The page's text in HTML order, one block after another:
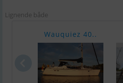
Lignende både
Wauquiez 40..